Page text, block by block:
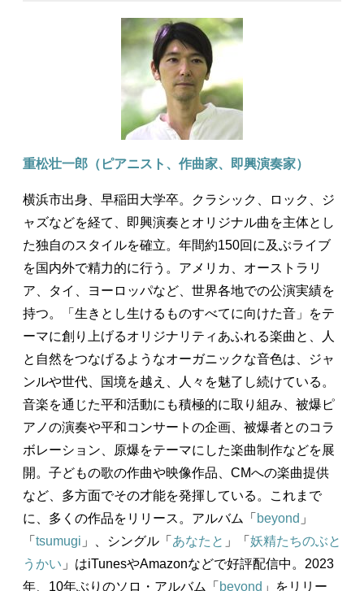
重松壮一郎（ピアニスト、作曲家、即興演奏家）
横浜市出身、早稲田大学卒。クラシック、ロック、ジ
ャズなどを経て、即興演奏とオリジナル曲を主体とし
た独自のスタイルを確立。年間約150回に及ぶライブ
を国内外で精力的に行う。アメリカ、オーストラリ
ア、タイ、ヨーロッパなど、世界各地での公演実績を
持つ。「生きとし生けるものすべてに向けた音」をテ
ーマに創り上げるオリジナリティあふれる楽曲と、人
と自然をつなげるようなオーガニックな音色は、ジャ
ンルや世代、国境を越え、人々を魅了し続けている。
音楽を通じた平和活動にも積極的に取り組み、被爆ピ
アノの演奏や平和コンサートの企画、被爆者とのコラ
ボレーション、原爆をテーマにした楽曲制作などを展
開。子どもの歌の作曲や映像作品、CMへの楽曲提供
など、多方面でその才能を発揮している。これまで
に、多くの作品をリリース。アルバム「 beyond 」
「 tsumugi 」、シングル「 あなたと 」「 妖精たちのぶと
うかい 」はiTunesやAmazonなどで好評配信中。2023
年、10年ぶりのソロ・アルバム「 beyond 」をリリー